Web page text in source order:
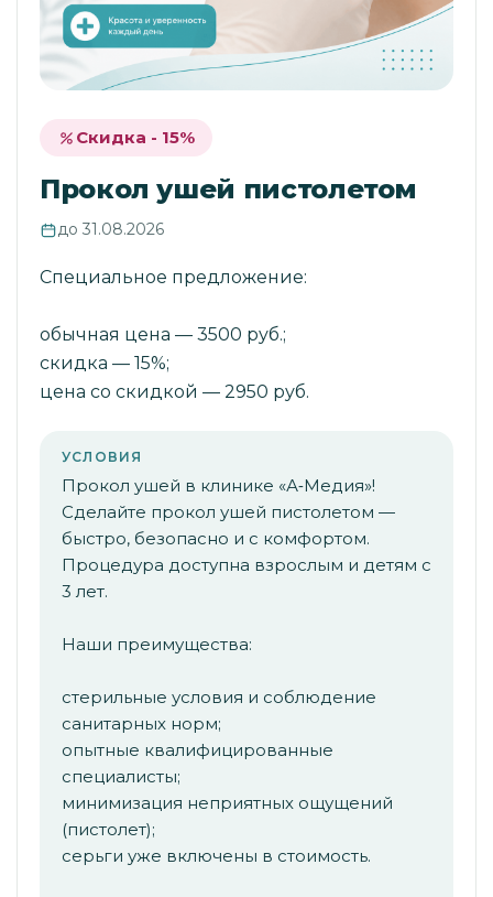
Скидка - 15%
Прокол ушей пистолетом
до 31.08.2026
Специальное предложение:
обычная цена — 3500 руб.;
скидка — 15%;
цена со скидкой — 2950 руб.
УСЛОВИЯ
Прокол ушей в клинике «А‑Медия»!
Сделайте прокол ушей пистолетом —
быстро, безопасно и с комфортом.
Процедура доступна взрослым и детям с
3 лет.
Наши преимущества:
стерильные условия и соблюдение
санитарных норм;
опытные квалифицированные
специалисты;
минимизация неприятных ощущений
(пистолет);
серьги уже включены в стоимость.